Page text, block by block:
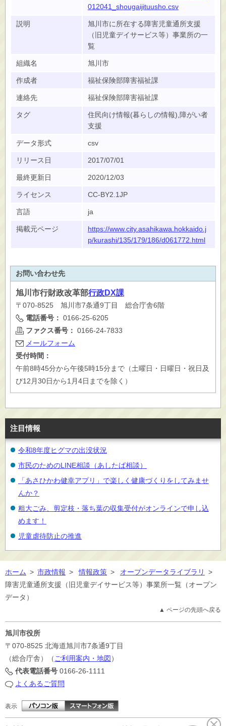
012041_shougaijituusho.csv
説明
旭川市に所在する障害児童通所支援
（旧児童デイサービス等）事業所の一
覧
組織名 旭川市
作成者 福祉保険部障害福祉課
連絡先 福祉保険部障害福祉課
タグ
住民向け情報(暮らしの情報),障がい者
支援
データ形式 csv
リリース日 2017/07/01
最終更新日 2020/12/03
ライセンス CC-BY2.1JP
言語 ja
掲載元ページ
https://www.city.asahikawa.hokkaido.j
p/kurashi/135/179/186/d061772.html
お問い合わせ先
旭川市行財政改革部行政DX課
〒070-8525 旭川市7条通9丁目 総合庁舎6階
電話番号： 0166-25-6205
ファクス番号： 0166-24-7833
メールフォーム
受付時間：
午前8時45分から午後5時15分まで（土曜日・日曜日・祝日及
び12月30日から1月4日までを除く）
注目情報
令和8年度ヒグマの出没状況
市民のためのLINE相談（あしたば相談）
「あさひかわ健幸アプリ」で楽しく健康づくりをしてみませ
んか？
粗大ごみ、剪定枝・落ち葉の収集受付がオンラインで申し込
めます！
児童虐待防止の推進
ホーム > 市政情報 > 情報政策 > オープンデータライブラリ
>
障害児童通所支援（旧児童デイサービス等）事業所一覧（オープン
データ）
▲ ページの先頭へ戻る
旭川市役所
〒070-8525 北海道旭川市7条通9丁目
（総合庁舎）（ ご利用案内・地図 ）
代表電話番号 0166-26-1111
よくあるご質問
表示